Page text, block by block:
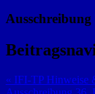
« IFI-TP Hinweise